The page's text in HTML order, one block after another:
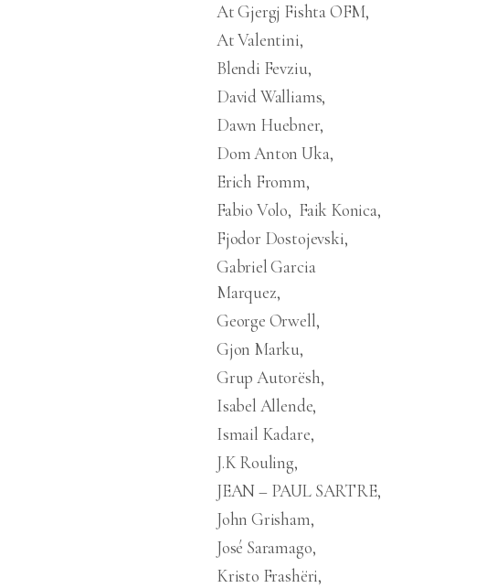
At Gjergj Fishta OFM
At Valentini
Blendi Fevziu
David Walliams
Dawn Huebner
Dom Anton Uka
Erich Fromm
Fabio Volo
Faik Konica
Fjodor Dostojevski
Gabriel Garcia
Marquez
George Orwell
Gjon Marku
Grup Autorësh
Isabel Allende
Ismail Kadare
J.K Rouling
JEAN – PAUL SARTRE
John Grisham
José Saramago
Kristo Frashëri